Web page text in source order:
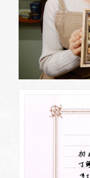
よくある
お店を探
ブログ・
三重
営業時
定休日
浜松
定休日